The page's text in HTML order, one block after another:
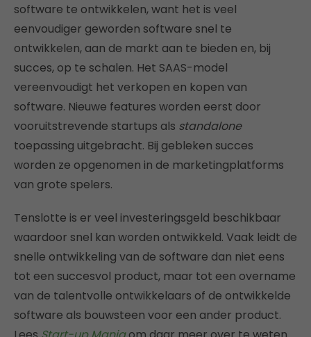
software te ontwikkelen, want het is veel
eenvoudiger geworden software snel te
ontwikkelen, aan de markt aan te bieden en, bij
succes, op te schalen. Het SAAS-model
vereenvoudigt het verkopen en kopen van
software. Nieuwe features worden eerst door
vooruitstrevende startups als standalone
toepassing uitgebracht. Bij gebleken succes
worden ze opgenomen in de marketingplatforms
van grote spelers.
Tenslotte is er veel investeringsgeld beschikbaar
waardoor snel kan worden ontwikkeld. Vaak leidt de
snelle ontwikkeling van de software dan niet eens
tot een succesvol product, maar tot een overname
van de talentvolle ontwikkelaars of de ontwikkelde
software als bouwsteen voor een ander product.